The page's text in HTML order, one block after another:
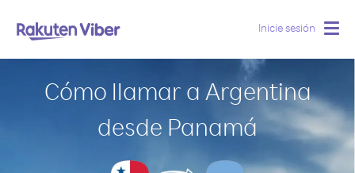
Inicie sesión
Cómo llamar a Argentina
desde Panamá